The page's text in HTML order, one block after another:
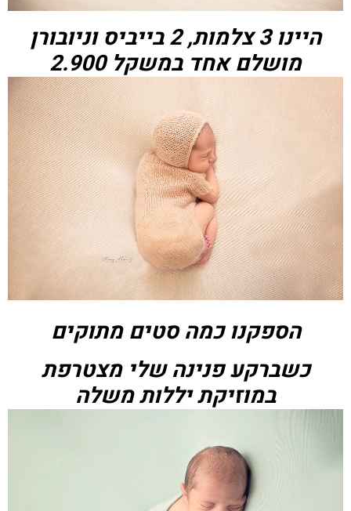
היינו 3 צלמות, 2 בייביס וניובורן
מושלם אחד במשקל 2.900
הספקנו כמה סטים מתוקים
כשברקע פנינה שלי מצטרפת
במוזיקת יללות משלה